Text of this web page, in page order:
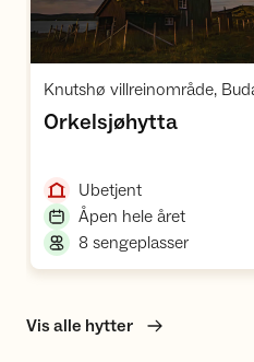
Åpne hytte
Orkelsjøhytta,
Ubetjent,
Åpen hele året,
8 sengeplasser,
Vis alle hytter